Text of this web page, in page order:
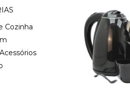
Cozinha